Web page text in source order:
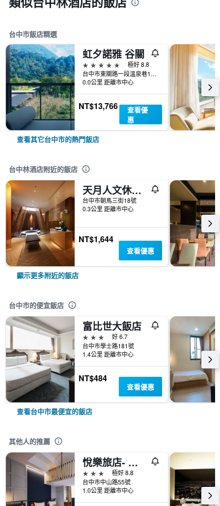
台中市飯店精選
虹夕諾雅 谷關
5星級
極好 8.8
台中市東關路一段溫泉巷16號
0.0公里 距離市中心
NT$13,766
查看優
惠
查看其它台中市的熱門飯店
台中林酒店附近的飯店
天月人文休閒汽車旅館
台中市朝馬三街18號
0.3公里 距離市中心
NT$1,644
查看優惠
顯示更多附近的飯店
台中市的便宜飯店
富比世大飯店
3星級
好 6.7
台中市學士路181號
1.4公里 距離市中心
NT$484
查看優惠
查看台中市最便宜的飯店
其他人的推薦
悅樂旅店- 台中站前
3星級
極好 8.8
台中市中山路55號
1.0公里 距離市中心